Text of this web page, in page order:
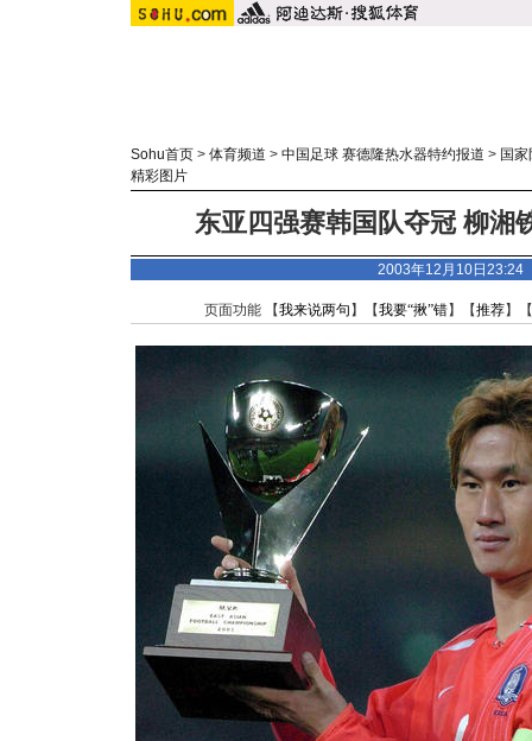
Sohu首页 > 体育频道 > 中国足球 赛德隆热水器特约报道 > 国家
精彩图片
东亚四强赛韩国队夺冠 柳湘
2003年12月10日
页面功能 【我来说两句 】【我要“揪”错】【推荐】